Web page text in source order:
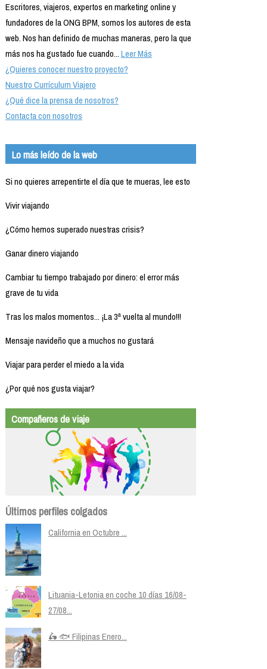
Escritores, viajeros, expertos en marketing online y
fundadores de la ONG BPM, somos los autores de esta
web. Nos han definido de muchas maneras, pero la que
más nos ha gustado fue cuando...Leer Más
¿Quieres conocer nuestro proyecto?
Nuestro Currículum Viajero
¿Qué dice la prensa de nosotros?
Contacta con nosotros
Lo más leído de la web
Si no quieres arrepentirte el día que te mueras, lee esto
Vivir viajando
¿Cómo hemos superado nuestras crisis?
Ganar dinero viajando
Cambiar tu tiempo trabajado por dinero: el error más
grave de tu vida
Tras los malos momentos... ¡La 3ª vuelta al mundo!!!
Mensaje navideño que a muchos no gustará
Viajar para perder el miedo a la vida
¿Por qué nos gusta viajar?
Compañeros de viaje
Últimos perfiles colgados
California en Octubre ...
Lituania-Letonia en coche 10 días 16/08-
27/08...
🛵 🐟 Filipinas Enero...